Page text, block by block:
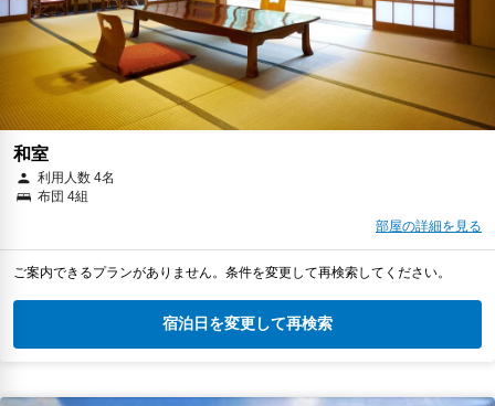
和室
利用人数 4名
布団 4組
部屋の詳細を見る
ご案内できるプランがありません。条件を変更して再検索してください。
宿泊日を変更して再検索